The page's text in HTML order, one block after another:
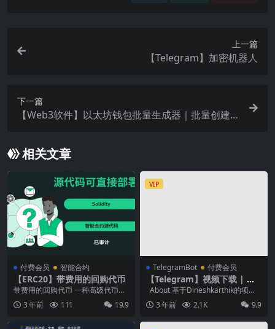
上一篇
【Telegram】加密机器人
下一篇
【Web3软件】以太坊钱包批量生成器｜批量创建
相关文章
付费会员 智能合约
【ERC20】带费用的回购代币
带费用的回购代币 一种高级代币，
具有开发人员寻找的大多数现代智
能合约功能。 借助...
3 年前 111 19.9
VIP
TelegramBot 付费会员
【Telegram】视频下载 | 机
器人🤖️ ｜电报群视频下载
About 基于Dineshkarthik的项
目， 电报视频下载，...
3 年前 2.1K 9.9